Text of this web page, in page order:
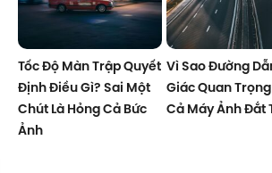
Tốc Độ Màn Trập Quyết
Định Điều Gì? Sai Một
Chút Là Hỏng Cả Bức
Ảnh
Vì Sao Đường
Giác Quan
Cả Máy Ảnh Đắt